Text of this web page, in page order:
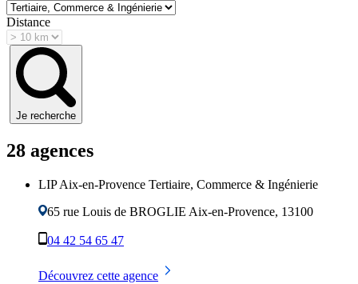
Distance
Je recherche
28 agences
LIP Aix-en-Provence Tertiaire, Commerce & Ingénierie
65 rue Louis de BROGLIE Aix-en-Provence, 13100
04 42 54 65 47
Découvrez cette agence